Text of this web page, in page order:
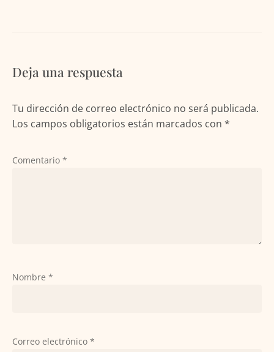
Deja una respuesta
Tu dirección de correo electrónico no será publicada.
Los campos obligatorios están marcados con *
Comentario *
Nombre *
Correo electrónico *